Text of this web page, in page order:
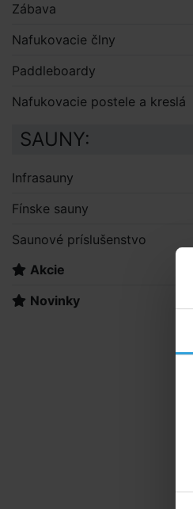
Zábava
Nafukovacie člny
Paddleboardy
Nafukovacie postele a kreslá
SAUNY:
Infrasauny
Fínske sauny
Saunové príslušenstvo
Akcie
Novinky